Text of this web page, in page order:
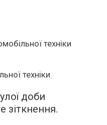
техніки
техніки.
доби
зіткнення.